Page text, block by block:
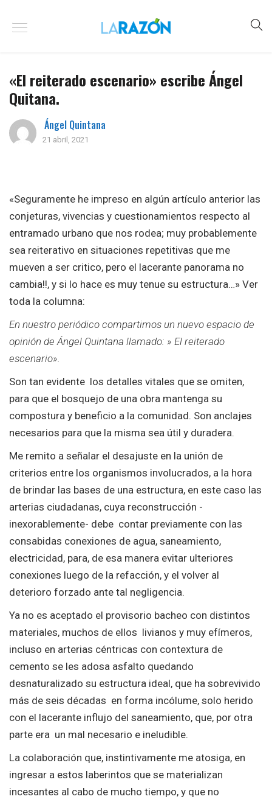
«El reiterado escenario» escribe Ángel
Quitana.
Ángel Quintana
21 abril, 2021
«Seguramente he impreso en algún artículo anterior las
conjeturas, vivencias y cuestionamientos respecto al
entramado urbano que nos rodea; muy probablemente
sea reiterativo en situaciones repetitivas que me
mueven a ser critico, pero el lacerante panorama no
cambia!!, y si lo hace es muy tenue su estructura…» Ver
toda la columna:
En nuestro periódico compartimos un nuevo espacio de
opinión de Ángel Quintana llamado: » El reiterado
escenario».
Son tan evidente los detalles vitales que se omiten,
para que el bosquejo de una obra mantenga su
compostura y beneficio a la comunidad. Son anclajes
necesarios para que la misma sea útil y duradera.
Me remito a señalar el desajuste en la unión de
criterios entre los organismos involucrados, a la hora
de brindar las bases de una estructura, en este caso las
arterias ciudadanas, cuya reconstrucción -
inexorablemente- debe contar previamente con las
consabidas conexiones de agua, saneamiento,
electricidad, para, de esa manera evitar ulteriores
conexiones luego de la refacción, y el volver al
deterioro forzado ante tal negligencia.
Ya no es aceptado el provisorio bacheo con distintos
materiales, muchos de ellos livianos y muy efímeros,
incluso en arterias céntricas con contextura de
cemento se les adosa asfalto quedando
desnaturalizado su estructura ideal, que ha sobrevivido
más de seis décadas en forma incólume, solo herido
con el lacerante influjo del saneamiento, que, por otra
parte era un mal necesario e ineludible.
La colaboración que, instintivamente me atosiga, en
ingresar a estos laberintos que se materializan
incesantes al cabo de mucho tiempo, y que no